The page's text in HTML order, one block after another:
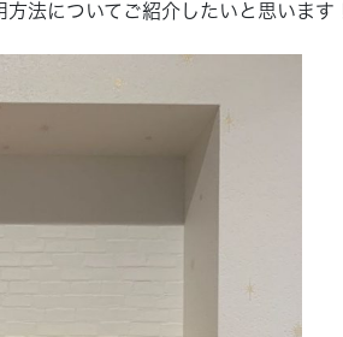
法についてご紹介したいと思います